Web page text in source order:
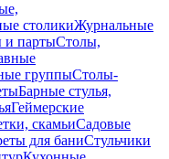
столикиЖурнальные
и партыСтолы,
группыСтолы-
Барные стулья,
Геймерские
скамьиСадовые
для баниСтульчики